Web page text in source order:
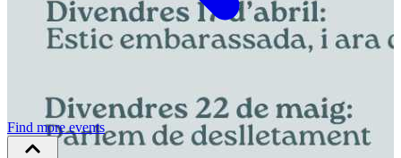
Find more events